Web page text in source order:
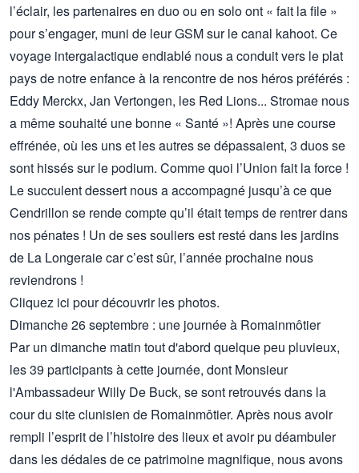
l’éclair, les partenaires en duo ou en solo ont « fait la file »
pour s’engager, muni de leur GSM sur le canal kahoot. Ce
voyage intergalactique endiablé nous a conduit vers le plat
pays de notre enfance à la rencontre de nos héros préférés :
Eddy Merckx, Jan Vertongen, les Red Lions... Stromae nous
a même souhaité une bonne « Santé »! Après une course
effrénée, où les uns et les autres se dépassaient, 3 duos se
sont hissés sur le podium. Comme quoi l’Union fait la force !
Le succulent dessert nous a accompagné jusqu’à ce que
Cendrillon se rende compte qu’il était temps de rentrer dans
nos pénates ! Un de ses souliers est resté dans les jardins
de La Longeraie car c’est sûr, l’année prochaine nous
reviendrons !
Cliquez ici pour découvrir les photos.
Dimanche 26 septembre : une journée à Romainmôtier
Par un dimanche matin tout d'abord quelque peu pluvieux,
les 39 participants à cette journée, dont Monsieur
l'Ambassadeur Willy De Buck, se sont retrouvés dans la
cour du site clunisien de Romainmôtier. Après nous avoir
rempli l’esprit de l’histoire des lieux et avoir pu déambuler
dans les dédales de ce patrimoine magnifique, nous avons